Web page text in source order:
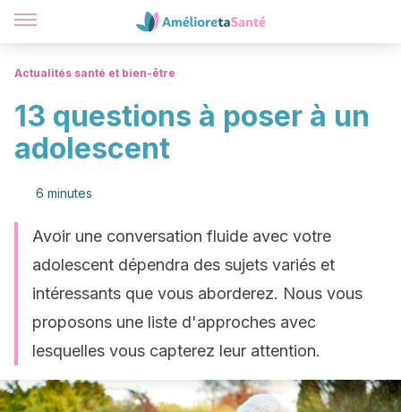
Actualités santé et bien-être
13 questions à poser à un
adolescent
6 minutes
Avoir une conversation fluide avec votre
adolescent dépendra des sujets variés et
intéressants que vous aborderez. Nous vous
proposons une liste d'approches avec
lesquelles vous capterez leur attention.